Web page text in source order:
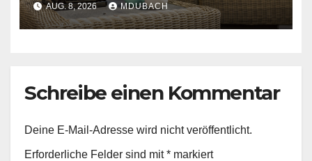
AUG. 8, 2026 MDUBACH
Schreibe einen Kommentar
Deine E-Mail-Adresse wird nicht veröffentlicht.
Erforderliche Felder sind mit* markiert